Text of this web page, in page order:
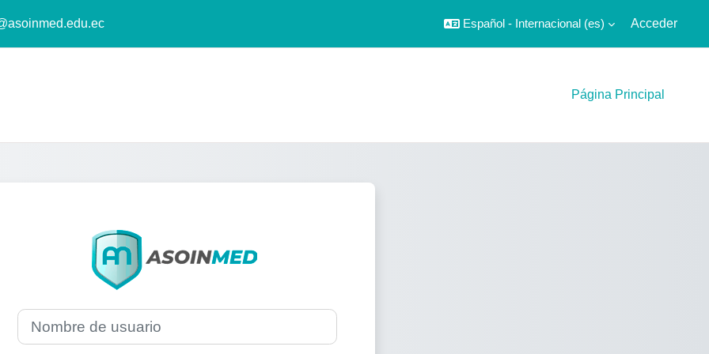
Español - Internacional ‎(es)‎ Acceder
Página Principal
Nombre de usuario